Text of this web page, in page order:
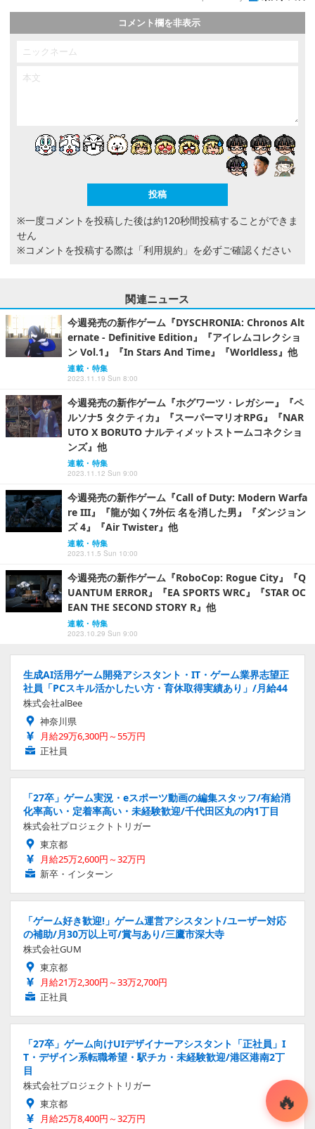
コメント欄を非表示
※一度コメントを投稿した後は約120秒間投稿することができま
せん
※コメントを投稿する際は 「利用規約」 を必ずご確認ください
関連ニュース
今週発売の新作ゲーム『DYSCHRONIA: Chronos Alt
ernate - Definitive Edition』『アイレムコレクショ
ン Vol.1』『In Stars And Time』『Worldless』他
連載・特集
2023.11.19 Sun 8:00
今週発売の新作ゲーム『ホグワーツ・レガシー』『ペ
ルソナ5 タクティカ』『スーパーマリオRPG』『NAR
UTO X BORUTO ナルティメットストームコネクショ
ンズ』他
連載・特集
2023.11.12 Sun 9:00
今週発売の新作ゲーム『Call of Duty: Modern Warfa
re III』『龍が如く7外伝 名を消した男』『ダンジョン
ズ 4』『Air Twister』他
連載・特集
2023.11.5 Sun 10:00
今週発売の新作ゲーム『RoboCop: Rogue City』『Q
UANTUM ERROR』『EA SPORTS WRC』『STAR OC
EAN THE SECOND STORY R』他
連載・特集
2023.10.29 Sun 9:00
生成AI活用ゲーム開発アシスタント・IT・ゲーム業界志望正
社員「PCスキル活かしたい方・育休取得実績あり」/月給44
株式会社alBee
神奈川県
月給29万6,300円～55万円
正社員
「27卒」ゲーム実況・eスポーツ動画の編集スタッフ/有給消
化率高い・定着率高い・未経験歓迎/千代田区丸の内1丁目
株式会社プロジェクトトリガー
東京都
月給25万2,600円～32万円
新卒・インターン
「ゲーム好き歓迎!」ゲーム運営アシスタント/ユーザー対応
の補助/月30万以上可/賞与あり/三鷹市深大寺
株式会社GUM
東京都
月給21万2,300円～33万2,700円
正社員
「27卒」ゲーム向けUIデザイナーアシスタント「正社員」I
T・デザイン系転職希望・駅チカ・未経験歓迎/港区港南2丁
目
株式会社プロジェクトトリガー
東京都
月給25万8,400円～32万円